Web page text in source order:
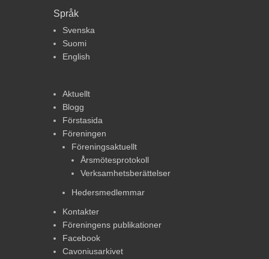
Språk
Svenska
Suomi
English
Aktuellt
Blogg
Förstasida
Föreningen
Föreningsaktuellt
Årsmötesprotokoll
Verksamhetsberättelser
Hedersmedlemmar
Kontakter
Föreningens publikationer
Facebook
Cavoniusarkivet